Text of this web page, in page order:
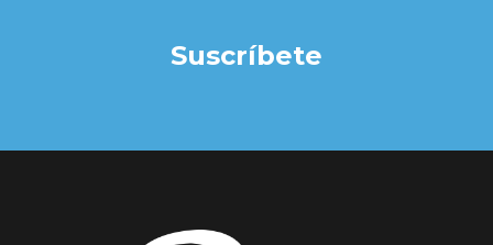
Suscríbete